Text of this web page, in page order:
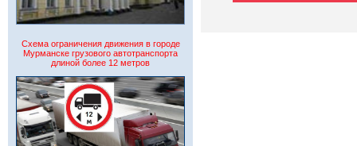
Схема ограничения движения в городе
Мурманске грузового автотранспорта
длиной более 12 метров